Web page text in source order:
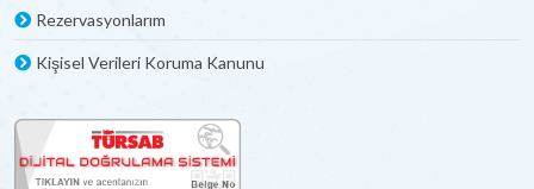
Rezervasyonlarım
Kişisel Verileri Koruma Kanunu